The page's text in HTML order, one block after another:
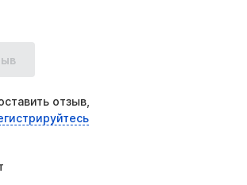
из нержавеющей нити:
газов
(негорючая вата):
горение
поглощение высокочастотных
отзыв,